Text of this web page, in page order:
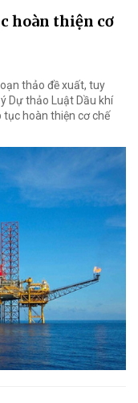
hoàn thiện cơ
thảo đề xuất, tuy
Dự thảo Luật Dầu khí
tục hoàn thiện cơ chế